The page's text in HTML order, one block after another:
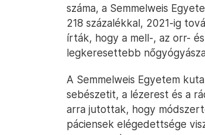
száma, a Semmelweis
218 százalékkal, 2021-ig
írták, hogy a mell-, az orr-
legkeresettebb
A Semmelweis Egyetem
sebészetit, a lézerest és a
arra jutottak, hogy
páciensek elégedettsége